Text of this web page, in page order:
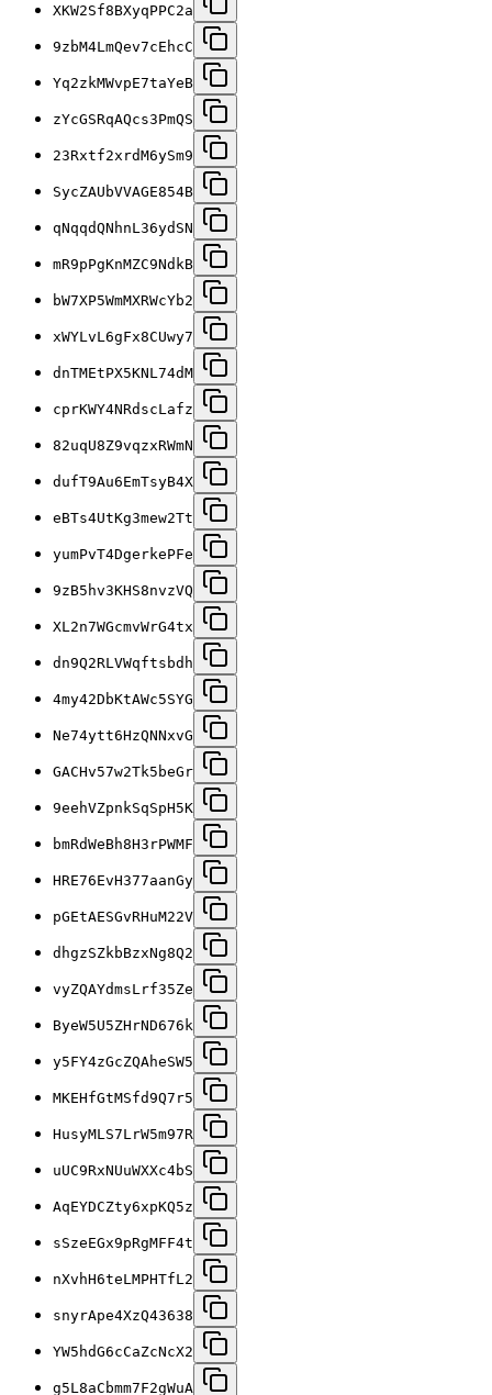
XKW2Sf8BXyqPPC2a
9zbM4LmQev7cEhcC
Yq2zkMWvpE7taYeB
zYcGSRqAQcs3PmQS
23Rxtf2xrdM6ySm9
SycZAUbVVAGE854B
qNqqdQNhnL36ydSN
mR9pPgKnMZC9NdkB
bW7XP5WmMXRWcYb2
xWYLvL6gFx8CUwy7
dnTMEtPX5KNL74dM
cprKWY4NRdscLafz
82uqU8Z9vqzxRWmN
dufT9Au6EmTsyB4X
eBTs4UtKg3mew2Tt
yumPvT4DgerkePFe
9zB5hv3KHS8nvzVQ
XL2n7WGcmvWrG4tx
dn9Q2RLVWqftsbdh
4my42DbKtAWc5SYG
Ne74ytt6HzQNNxvG
GACHv57w2Tk5beGr
9eehVZpnkSqSpH5K
bmRdWeBh8H3rPWMF
HRE76EvH377aanGy
pGEtAESGvRHuM22V
dhgzSZkbBzxNg8Q2
vyZQAYdmsLrf35Ze
ByeW5U5ZHrND676k
y5FY4zGcZQAheSW5
MKEHfGtMSfd9Q7r5
HusyMLS7LrW5m97R
uUC9RxNUuWXXc4bS
AqEYDCZty6xpKQ5z
sSzeEGx9pRgMFF4t
nXvhH6teLMPHTfL2
snyrApe4XzQ43638
YW5hdG6cCaZcNcX2
g5L8aCbmm7F2gWuA